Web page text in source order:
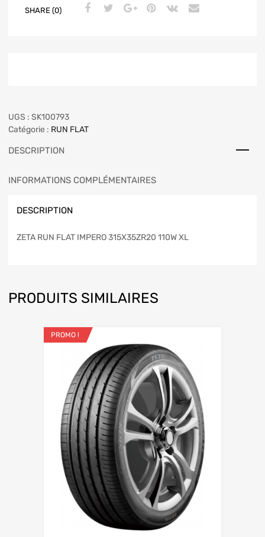
SHARE (0)
UGS : SK100793
Catégorie : RUN FLAT
DESCRIPTION
INFORMATIONS COMPLÉMENTAIRES
DESCRIPTION
ZETA RUN FLAT IMPERO 315X35ZR20 110W XL
PRODUITS SIMILAIRES
PROMO !